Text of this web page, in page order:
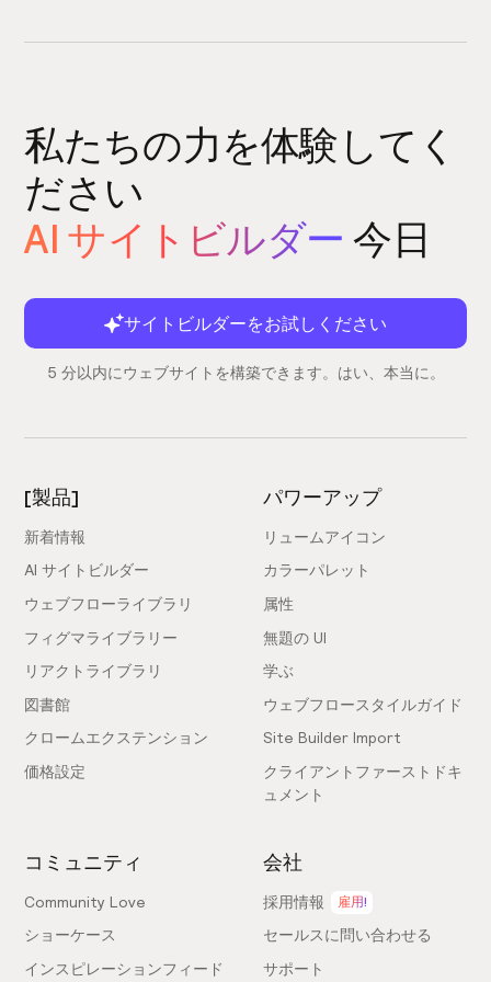
私たちの力を体験してく
ださい
AI サイトビルダー 今日
サイトビルダーをお試しください
5 分以内にウェブサイトを構築できます。はい、本当に。
[製品]
新着情報
AI サイトビルダー
ウェブフローライブラリ
フィグマライブラリー
リアクトライブラリ
図書館
クロームエクステンション
価格設定
パワーアップ
リュームアイコン
カラーパレット
属性
無題の UI
学ぶ
ウェブフロースタイルガイド
Site Builder Import
クライアントファーストドキ
ュメント
コミュニティ
Community Love
ショーケース
インスピレーションフィード
会社
採用情報 雇用!
セールスに問い合わせる
サポート